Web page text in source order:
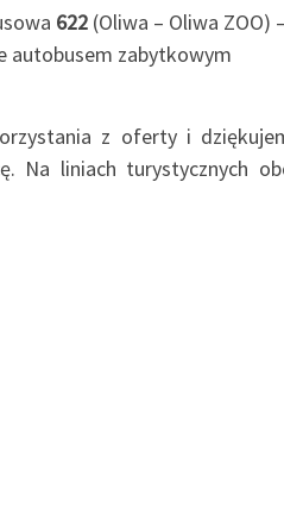
622 (Oliwa – Oliwa ZOO)
autobusem zabytkowym
z oferty i
Na liniach turystycznych